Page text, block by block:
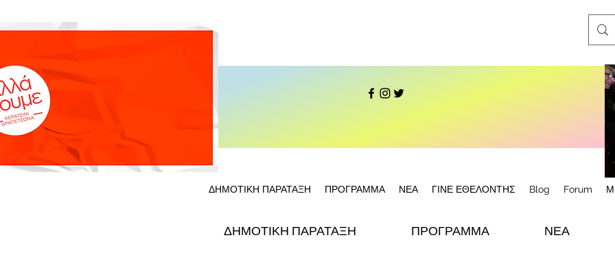
ΔΗΜΟΤΙΚΗ ΠΑΡΑΤΑΞΗ ΠΡΟΓΡΑΜΜΑ ΝΕΑ ΓΙΝΕ ΕΘΕΛΟΝΤΗΣ Blog Forum
ΔΗΜΟΤΙΚΗ ΠΑΡΑΤΑΞΗ ΠΡΟΓΡΑΜΜΑ ΝΕΑ